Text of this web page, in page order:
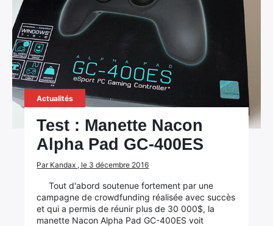
Actualités
Test : Manette Nacon
Alpha Pad GC-400ES
Par Kandax , le 3 décembre 2016
Tout d'abord soutenue fortement par une
campagne de crowdfunding réalisée avec succès
et qui a permis de réunir plus de 30 000$, la
manette Nacon Alpha Pad GC-400ES voit